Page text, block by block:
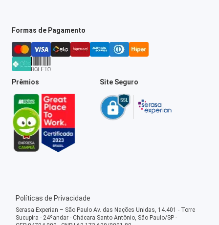
Formas de Pagamento
Prêmios Site Seguro
Políticas de Privacidade
Serasa Experian – São Paulo Av. das Nações Unidas, 14.401 - Torre
Sucupira - 24ºandar - Chácara Santo Antônio, São Paulo/SP -